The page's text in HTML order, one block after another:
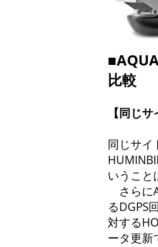
比較
【同じ
同じサイ
いうこと
さらに
るDGPS
対する
ータ更新